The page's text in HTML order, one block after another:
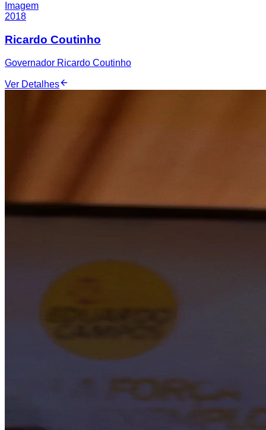
Imagem
2018
Ricardo Coutinho
Governador Ricardo Coutinho
Ver Detalhes